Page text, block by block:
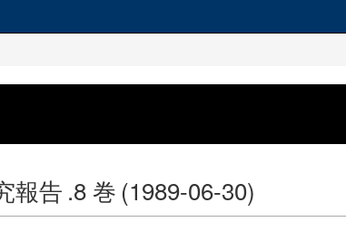
報告 .8 巻 (1989-06-30)